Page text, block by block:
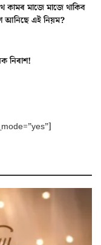
কামৰ মাজে মাজে থাকিব
আনিছে এই নিয়ম?
নিৰাশ!